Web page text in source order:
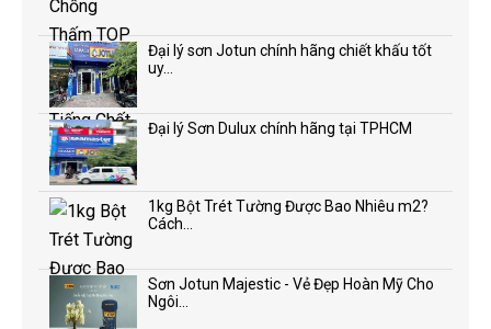
Đại lý sơn Jotun chính hãng chiết khấu tốt
uy...
Đại lý Sơn Dulux chính hãng tại TPHCM
1kg Bột Trét Tường Được Bao Nhiêu m2?
Cách...
Sơn Jotun Majestic - Vẻ Đẹp Hoàn Mỹ Cho
Ngôi...